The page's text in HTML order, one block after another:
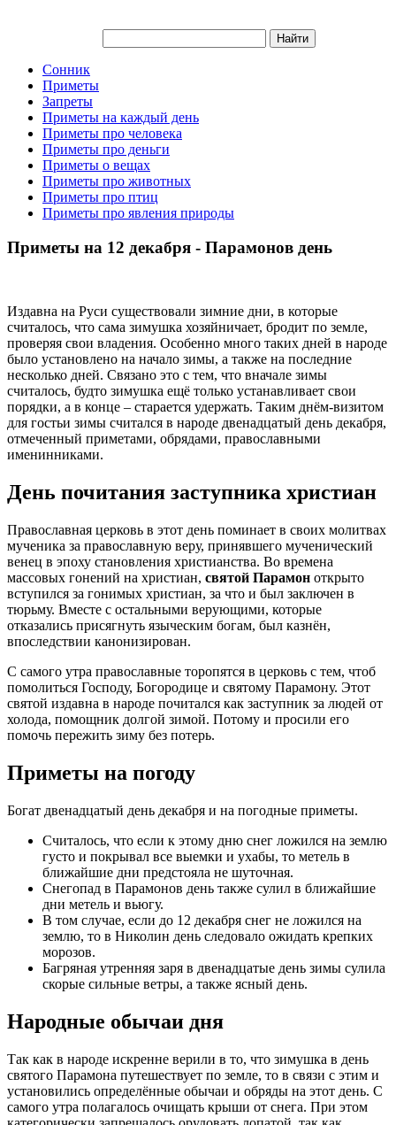
Сонник
Приметы
Запреты
Приметы на каждый день
Приметы про человека
Приметы про деньги
Приметы о вещах
Приметы про животных
Приметы про птиц
Приметы про явления природы
Приметы на 12 декабря - Парамонов день
Издавна на Руси существовали зимние дни, в которые
считалось, что сама зимушка хозяйничает, бродит по земле,
проверяя свои владения. Особенно много таких дней в народе
было установлено на начало зимы, а также на последние
несколько дней. Связано это с тем, что вначале зимы
считалось, будто зимушка ещё только устанавливает свои
порядки, а в конце – старается удержать. Таким днём-визитом
для гостьи зимы считался в народе двенадцатый день декабря,
отмеченный приметами, обрядами, православными
именинниками.
День почитания заступника христиан
Православная церковь в этот день поминает в своих молитвах
мученика за православную веру, принявшего мученический
венец в эпоху становления христианства. Во времена
массовых гонений на христиан, святой Парамон открыто
вступился за гонимых христиан, за что и был заключен в
тюрьму. Вместе с остальными верующими, которые
отказались присягнуть языческим богам, был казнён,
впоследствии канонизирован.
С самого утра православные торопятся в церковь с тем, чтоб
помолиться Господу, Богородице и святому Парамону. Этот
святой издавна в народе почитался как заступник за людей от
холода, помощник долгой зимой. Потому и просили его
помочь пережить зиму без потерь.
Приметы на погоду
Богат двенадцатый день декабря и на погодные приметы.
Считалось, что если к этому дню снег ложился на землю
густо и покрывал все выемки и ухабы, то метель в
ближайшие дни предстояла не шуточная.
Снегопад в Парамонов день также сулил в ближайшие
дни метель и вьюгу.
В том случае, если до 12 декабря снег не ложился на
землю, то в Николин день следовало ожидать крепких
морозов.
Багряная утренняя заря в двенадцатые день зимы сулила
скорые сильные ветры, а также ясный день.
Народные обычаи дня
Так как в народе искренне верили в то, что зимушка в день
святого Парамона путешествует по земле, то в связи с этим и
установились определённые обычаи и обряды на этот день. С
самого утра полагалось очищать крыши от снега. При этом